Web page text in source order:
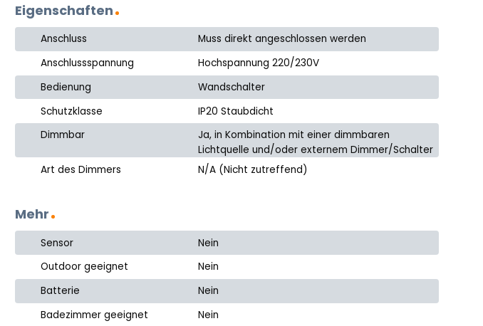
Eigenschaften
Anschluss
Muss direkt angeschlossen werden
Anschlussspannung
Hochspannung 220/230V
Bedienung
Wandschalter
Schutzklasse
IP20 Staubdicht
Dimmbar
Ja, in Kombination mit einer dimmbaren
Lichtquelle und/oder externem Dimmer/Schalter
Art des Dimmers
N/A (Nicht zutreffend)
Mehr
Sensor
Nein
Outdoor geeignet
Nein
Batterie
Nein
Badezimmer geeignet
Nein